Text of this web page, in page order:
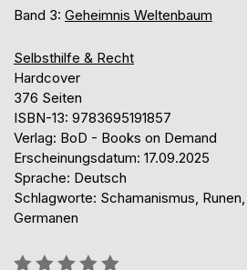
Band 3: Geheimnis Weltenbaum
Selbsthilfe & Recht
Hardcover
376 Seiten
ISBN-13: 9783695191857
Verlag: BoD - Books on Demand
Erscheinungsdatum: 17.09.2025
Sprache: Deutsch
Schlagworte: Schamanismus,
Germanen
Bewertung::